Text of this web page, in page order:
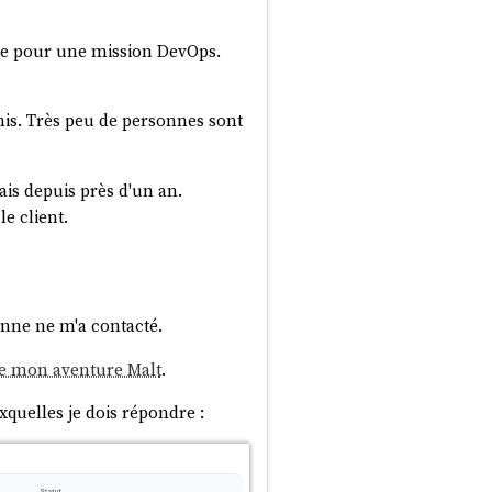
pour une mission DevOps.
Très peu de personnes sont
depuis près d'un an.
client.
ne m'a contacté.
mon aventure Malt.
je dois répondre :